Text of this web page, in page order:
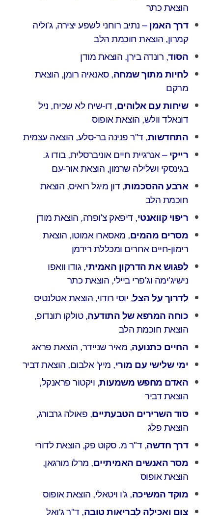
הוצאת כתר
דרך האמן– נתיב רוחני לשפע יצירה, ג'וליה
קמרון, הוצאת חוכמת הלב
הסוד, רונדה בירן, הוצאת מודן
לחיות מתוך שמחה, סאנאיה רומן, הוצאת
מרקם
שיחות עם אלוהים, דו-שיח לא שכיח, ניל
דונאלד וולש, הוצאת אופוס
התחדשות, ד"ר פנינה בר-סלע, הוצאה עצמית
רייקי – אנרגיית חיים אוניברסלית, בודו ג.
בגינסקי ושלילה שרמון, הוצאת אור-עם
ארבע ההסכמות, דון מיגל רואיס, הוצאת
חוכמת הלב
ריפוי קוואנטי, דיפאק צ'ופרה, הוצאת מודן
מסרים מהמים, מאסארו אמוטו, הוצאת
רימון-חיים אחרים ומכללת רידמן
לפגוש את הדרקון האמיתי, גודו וואפו
נישיג'ימה וג'פרי ביילי, הוצאת כתר
לדרוך על הצל, יוסי רודוי, הוצאת אטלנטיס
כוחה המרפא של התודעה, טולקו תונדופ,
הוצאת חוכמת הלב
החיים כתנועה, מאיר שניידר, הוצאת פראג
ימי שלישי עם מורי, מיץ' אלבום, הוצאת דביר
האדם מחפש משמעות, ויקטור פראנקל,
הוצאת דביר
סוד השרירים הטבעתיים, פאולה גרבורג,
הוצאת פלג
דרך חדשה, ד"ר מ. סקוט פק, הוצאת לדורי
מסר האנשים האמיתיים, מרלו מורגאן,
הוצאת אופוס
מוקד המשיכה, ג'ו ויטאלי, הוצאת אופוס
צום ואכילה לבריאות טובה, ד"ר ג'ואל